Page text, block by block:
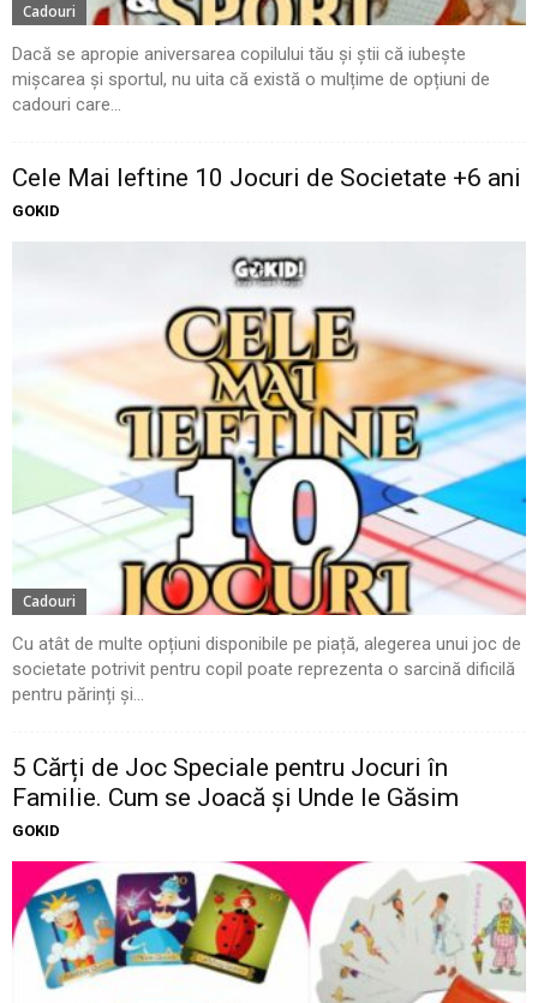
Cadouri
Dacă se apropie aniversarea copilului tău și știi că iubește
mișcarea și sportul, nu uita că există o mulțime de opțiuni de
cadouri care...
Cele Mai Ieftine 10 Jocuri de Societate +6 ani
GOKID
Cadouri
Cu atât de multe opțiuni disponibile pe piață, alegerea unui joc de
societate potrivit pentru copil poate reprezenta o sarcină dificilă
pentru părinți și...
5 Cărți de Joc Speciale pentru Jocuri în
Familie. Cum se Joacă și Unde le Găsim
GOKID